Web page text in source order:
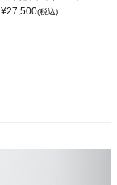
¥27,500(税込)